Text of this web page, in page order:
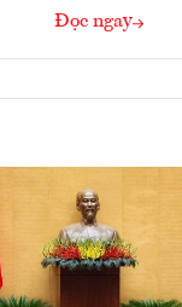
Đọc ngay